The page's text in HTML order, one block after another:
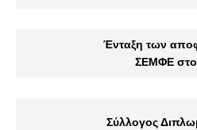
Ένταξη των
ΣΕΜΦΕ
Σύλλογος